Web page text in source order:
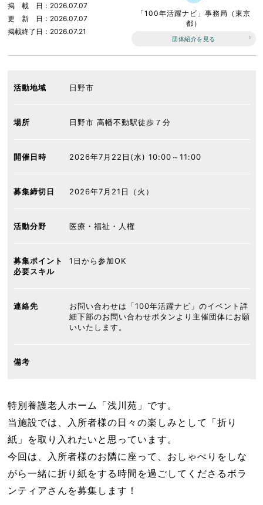
掲載日
2026.07.07
更新日
2026.07.07
掲載終了日
2026.07.21
「100年活躍ナビ」事務局（東京
都）
団体紹介を見る
活動地域 日野市
場所 日野市 高幡不動駅徒歩７分
開催日時 2026年7月22日(水) 10:00～11:00
募集締切日 2026年7月21日（火）
活動分野 医療・福祉・人権
募集ポイント
必要スキル
1日から参加OK
連絡先
お問い合わせは「100年活躍ナビ」のイベント詳
細下部のお問い合わせボタンより主催団体にお願
いいたします。
備考
特別養護老人ホーム「浅川苑」です。
当施設では、入所者様の日々の楽しみとして「折り
紙」を取り入れたいと思っています。
今回は、入所者様のお隣に座って、おしゃべりをしな
がら一緒に折り紙をする時間を過ごしてくださるボラ
ンティアさんを募集します！